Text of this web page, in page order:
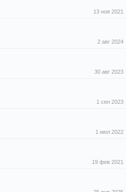
13 ноя 2021
2 авг 2024
30 авг 2023
1 сен 2023
1 июл 2022
19 фев 2021